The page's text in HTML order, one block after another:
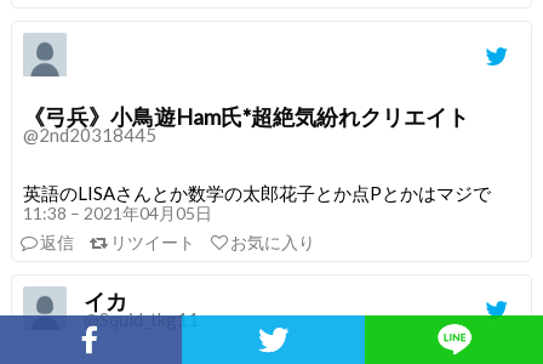
《弓兵》小鳥遊Ham氏*超絶気紛れクリエイト
@2nd20318445
英語のLISAさんとか数学の太郎花子とか点Pとかはマジで
11:38 – 2021年04月05日
返信
リツイート お気に入り
イカ
@Squid_tkg11
Facebookでシェア Twitterでシェア